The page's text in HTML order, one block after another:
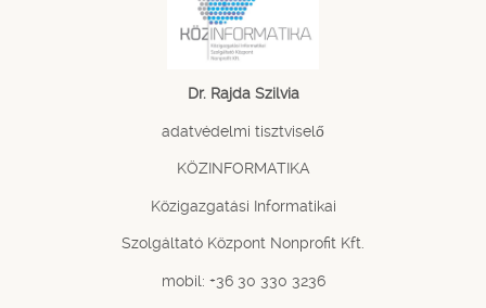
Dr. Rajda Szilvia
adatvédelmi tisztviselő
KÖZINFORMATIKA
Közigazgatási Informatikai
Szolgáltató Központ Nonprofit Kft.
mobil: +36 30 330 3236